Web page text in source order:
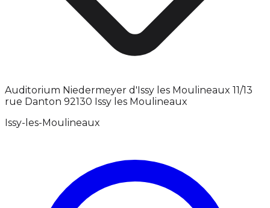
Auditorium Niedermeyer d'Issy les Moulineaux 11/13
rue Danton 92130 Issy les Moulineaux
Issy-les-Moulineaux